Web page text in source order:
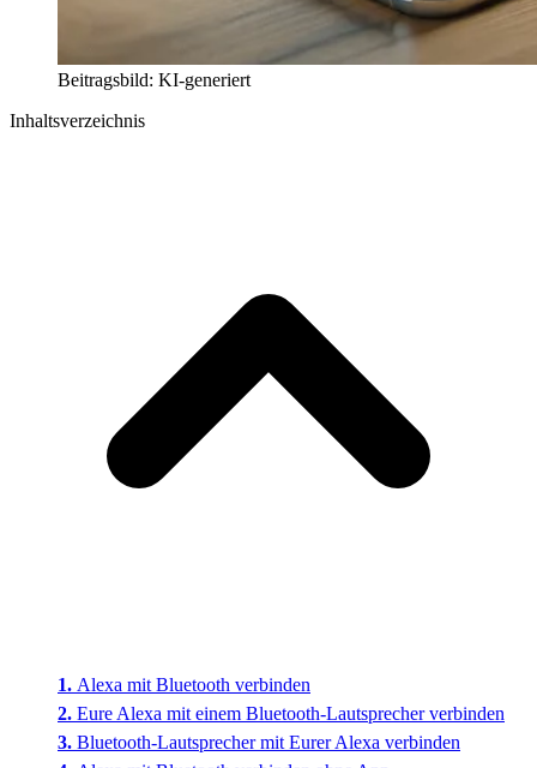
Beitragsbild: KI-generiert
Inhaltsverzeichnis
Alexa mit Bluetooth verbinden
Eure Alexa mit einem Bluetooth-Lautsprecher verbinden
Bluetooth-Lautsprecher mit Eurer Alexa verbinden